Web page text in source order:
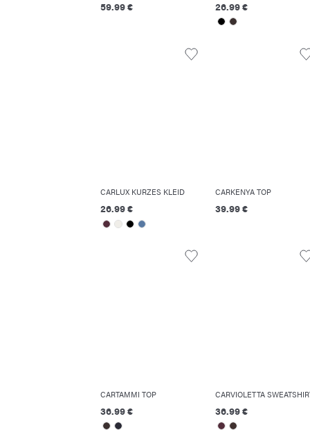
59.99 € 26.99 €
CARLUX KURZES KLEID
26.99 €
CARKENYA TOP
39.99 €
CARTAMMI TOP
36.99 €
CARVIOLETTA
36.99 €